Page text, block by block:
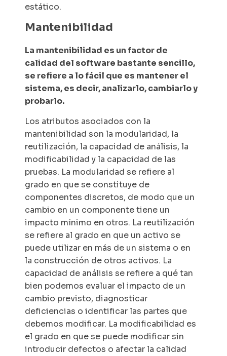
estático.
Mantenibilidad
La mantenibilidad es un factor de
calidad del software bastante sencillo,
se refiere a lo fácil que es mantener el
sistema, es decir, analizarlo, cambiarlo y
probarlo.
Los atributos asociados con la
mantenibilidad son la modularidad, la
reutilización, la capacidad de análisis, la
modificabilidad y la capacidad de las
pruebas. La modularidad se refiere al
grado en que se constituye de
componentes discretos, de modo que un
cambio en un componente tiene un
impacto mínimo en otros. La reutilización
se refiere al grado en que un activo se
puede utilizar en más de un sistema o en
la construcción de otros activos. La
capacidad de análisis se refiere a qué tan
bien podemos evaluar el impacto de un
cambio previsto, diagnosticar
deficiencias o identificar las partes que
debemos modificar. La modificabilidad es
el grado en que se puede modificar sin
introducir defectos o afectar la calidad